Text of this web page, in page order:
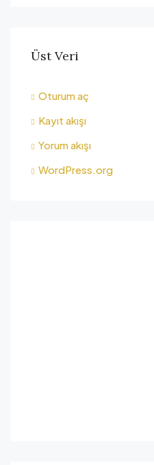
Üst Veri
Oturum aç
Kayıt akışı
Yorum akışı
WordPress.org